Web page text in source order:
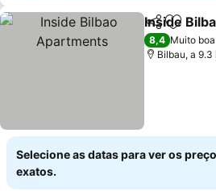
Partilhar
Inside
8,4 Muito boa
Bilbau, a
Selecione as datas para ver os
exatos.